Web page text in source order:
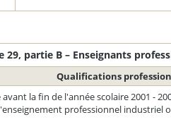
29, partie B – Enseignants
Qualifications
la fin de l'année scolaire 2001 -
professionnel industriel